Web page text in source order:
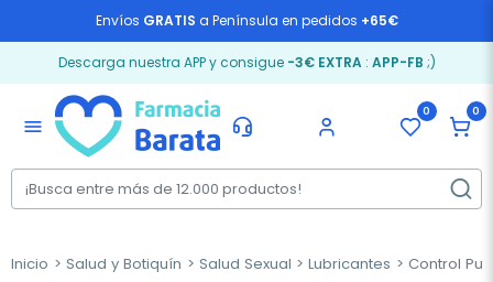
Envíos GRATIS a Península en pedidos +65€
Descarga nuestra APP y consigue -3€ EXTRA: APP-FB ;)
menu
0 0
Inicio Salud y Botiquín Salud Sexual Lubricantes Control